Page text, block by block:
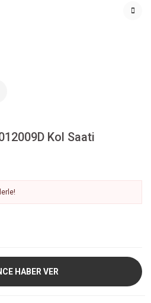
Kol Saati
HABER VER